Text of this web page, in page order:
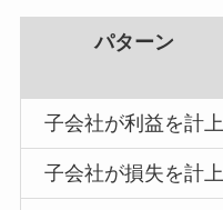
パターン
子会社が利益を計上
子会社が損失を計上